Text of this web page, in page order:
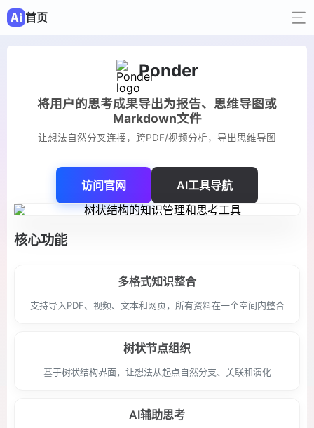
首页
Ponder
将用户的思考成果导出为报告、思维导图或
Markdown文件
让想法自然分叉连接，跨PDF/视频分析，导出思维导图
访问官网 AI工具导航
核心功能
多格式知识整合
支持导入PDF、视频、文本和网页，所有资料在一个空间内整合
树状节点组织
基于树状结构界面，让想法从起点自然分支、关联和演化
AI辅助思考